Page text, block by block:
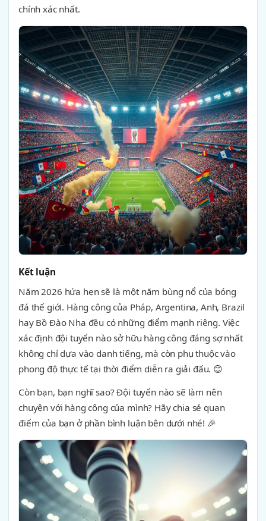
chính xác nhất.
Kết luận
Năm 2026 hứa hẹn sẽ là một năm bùng nổ của bóng
đá thế giới. Hàng công của Pháp, Argentina, Anh, Brazil
hay Bồ Đào Nha đều có những điểm mạnh riêng. Việc
xác định đội tuyển nào sở hữu hàng công đáng sợ nhất
không chỉ dựa vào danh tiếng, mà còn phụ thuộc vào
phong độ thực tế tại thời điểm diễn ra giải đấu. 😊
Còn bạn, bạn nghĩ sao? Đội tuyển nào sẽ làm nên
chuyện với hàng công của mình? Hãy chia sẻ quan
điểm của bạn ở phần bình luận bên dưới nhé! 🎉